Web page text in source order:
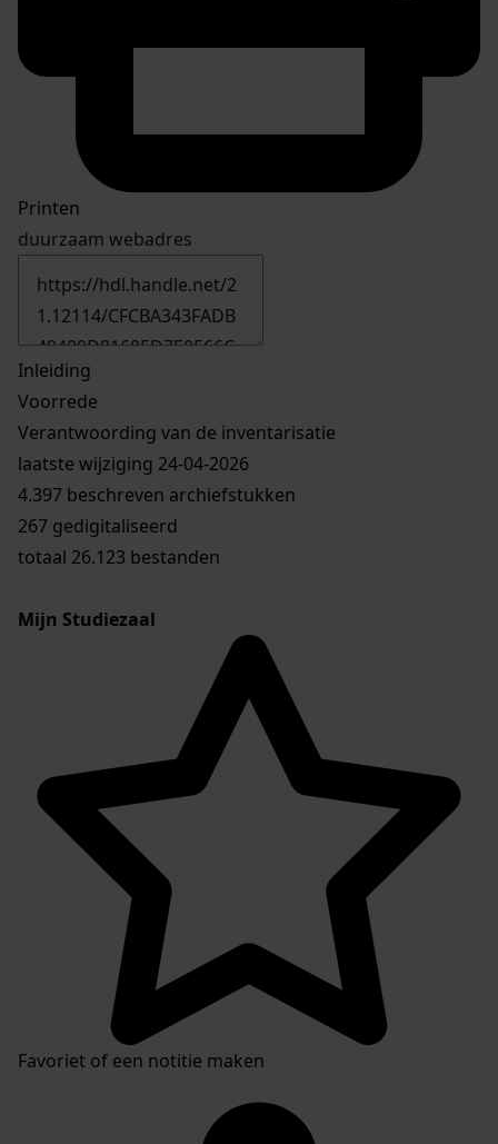
Printen
duurzaam webadres
Inleiding
Voorrede
Verantwoording van de inventarisatie
laatste wijziging 24-04-2026
4.397 beschreven archiefstukken
267 gedigitaliseerd
totaal 26.123 bestanden
Mijn Studiezaal
Favoriet of een notitie maken